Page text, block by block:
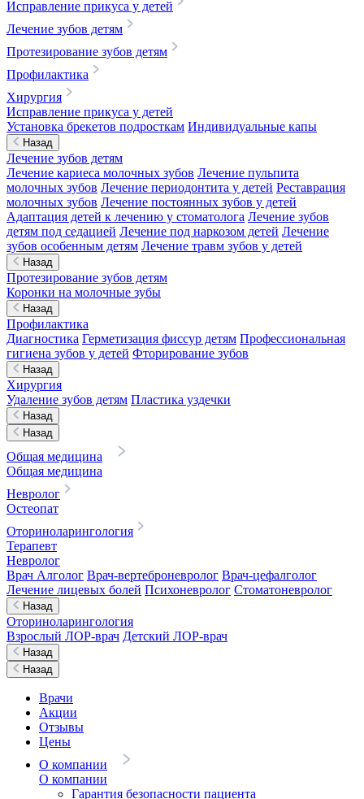
Исправление прикуса у детей
Лечение зубов детям
Протезирование зубов детям
Профилактика
Хирургия
Исправление прикуса у детей
Установка брекетов подросткам Индивидуальные капы
Назад
Лечение зубов детям
Лечение кариеса молочных зубов Лечение пульпита
молочных зубов Лечение периодонтита у детей Реставрация
молочных зубов Лечение постоянных зубов у детей
Адаптация детей к лечению у стоматолога Лечение зубов
детям под седацией Лечение под наркозом детей Лечение
зубов особенным детям Лечение травм зубов у детей
Назад
Протезирование зубов детям
Коронки на молочные зубы
Назад
Профилактика
Диагностика Герметизация фиссур детям Профессиональная
гигиена зубов у детей Фторирование зубов
Назад
Хирургия
Удаление зубов детям Пластика уздечки
Назад
Назад
Общая медицина
Общая медицина
Невролог
Остеопат
Оториноларингология
Терапевт
Невролог
Врач Алголог Врач-вертеброневролог Врач-цефалголог
Лечение лицевых болей Психоневролог Стоматоневролог
Назад
Оториноларингология
Взрослый ЛОР-врач Детский ЛОР-врач
Назад
Назад
Врачи
Акции
Отзывы
Цены
О компании
О компании
Гарантия безопасности пациента